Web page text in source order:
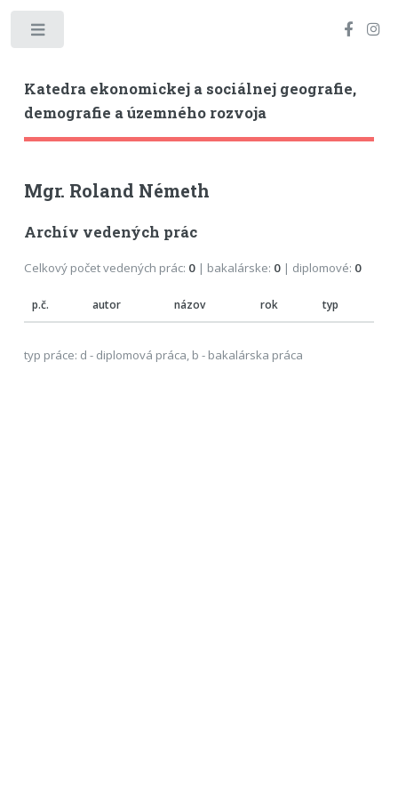
Katedra ekonomickej a sociálnej geografie,
demografie a územného rozvoja
Mgr. Roland Németh
Archív vedených prác
Celkový počet vedených prác: 0| bakalárske: 0| diplomové: 0
p.č. autor názov rok typ
typ práce: d - diplomová práca, b - bakalárska práca